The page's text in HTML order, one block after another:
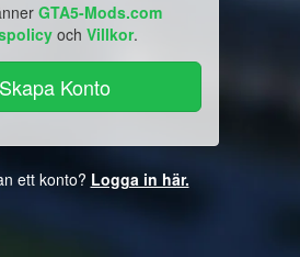
GTA5-Mods.com
och Villkor.
ett konto? Logga in här.